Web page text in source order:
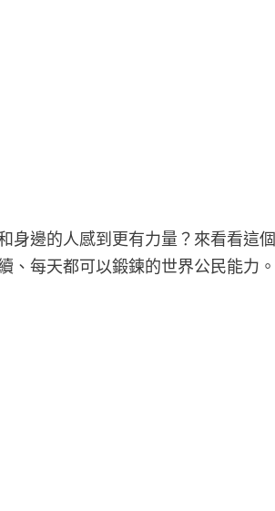
身邊的人感到更有力量？來看看這
、每天都可以鍛鍊的世界公民能力。